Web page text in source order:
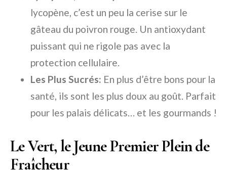
lycopène, c’est un peu la cerise sur le
gâteau du poivron rouge. Un antioxydant
puissant qui ne rigole pas avec la
protection cellulaire.
Les Plus Sucrés: En plus d’être bons pour la
santé, ils sont les plus doux au goût. Parfait
pour les palais délicats… et les gourmands !
Le Vert, le Jeune Premier Plein de
Fraîcheur